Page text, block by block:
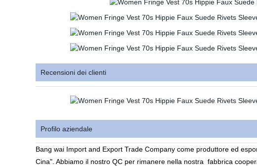
Recensioni dei clienti
Profilo aziendale
Bang wai Import and Export Trade Company come produttore ed
Cina". Abbiamo il nostro QC per rimanere nella nostra fabbrica